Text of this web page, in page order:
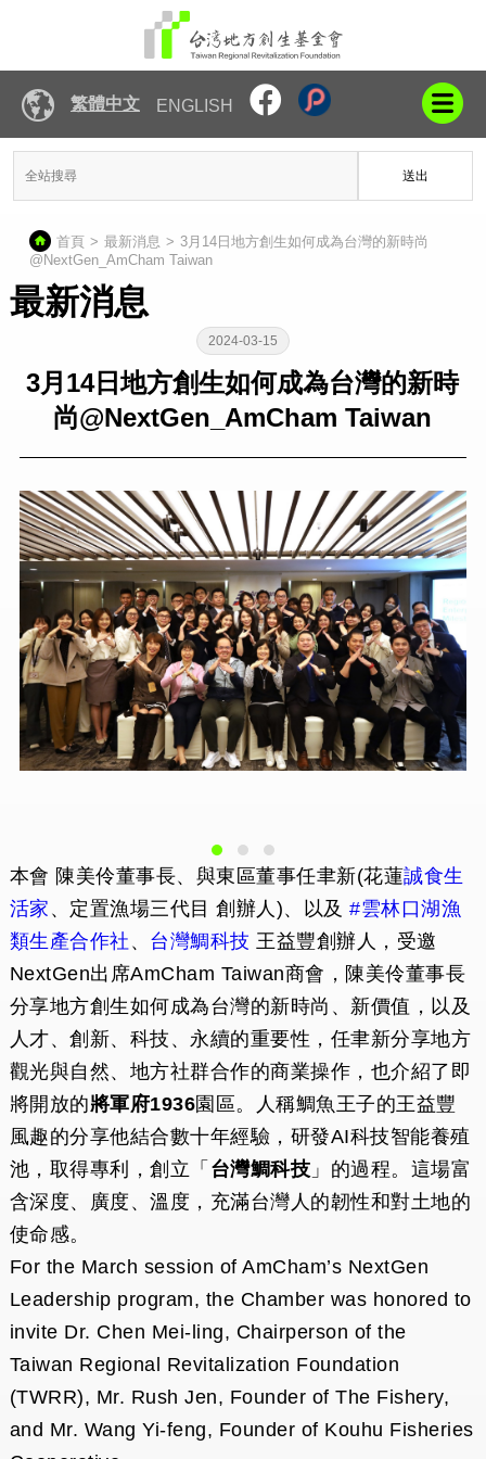
繁體中文 ENGLISH
送出
首頁 最新消息
3月14日地方創生如何成為台灣的新時尚
@NextGen_AmCham Taiwan
最新消息
2024-03-15
3月14日地方創生如何成為台灣的新時
尚@NextGen_AmCham Taiwan
本會 陳美伶董事長、與東區董事任聿新(花蓮誠食生
活家 、定置漁場三代目 創辦人)、以及#雲林口湖漁
類生產合作社 、 台灣鯛科技 王益豐創辦人，受邀
NextGen出席AmCham Taiwan商會，陳美伶董事長
分享地方創生如何成為台灣的新時尚、新價值，以及
人才、創新、科技、永續的重要性，任聿新分享地⽅
觀光與自然、地方社群合作的商業操作，也介紹了即
將開放的將軍府1936園區。人稱鯛魚王子的王益豐
風趣的分享他結合數十年經驗，研發AI科技智能養殖
池，取得專利，創立「 台灣鯛科技 」的過程。這場富
含深度、廣度、溫度，充滿台灣人的韌性和對土地的
使命感。
For the March session of AmCham’s NextGen
Leadership program, the Chamber was honored to
invite Dr. Chen Mei-ling, Chairperson of the
Taiwan Regional Revitalization Foundation
(TWRR), Mr. Rush Jen, Founder of The Fishery,
and Mr. Wang Yi-feng, Founder of Kouhu Fisheries